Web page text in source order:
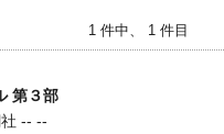
1 件中、 1 件目
第３部
-- --